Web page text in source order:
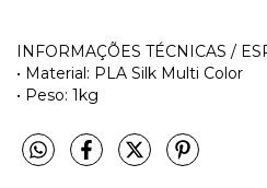
INFORMAÇÕES TÉCNICAS /
• Material: PLA Silk Multi Color
• Peso: 1kg